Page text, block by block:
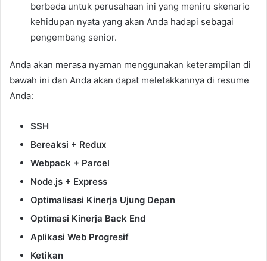
berbeda untuk perusahaan ini yang meniru skenario
kehidupan nyata yang akan Anda hadapi sebagai
pengembang senior.
Anda akan merasa nyaman menggunakan keterampilan di
bawah ini dan Anda akan dapat meletakkannya di resume
Anda:
SSH
Bereaksi + Redux
Webpack + Parcel
Node.js + Express
Optimalisasi Kinerja Ujung Depan
Optimasi Kinerja Back End
Aplikasi Web Progresif
Ketikan